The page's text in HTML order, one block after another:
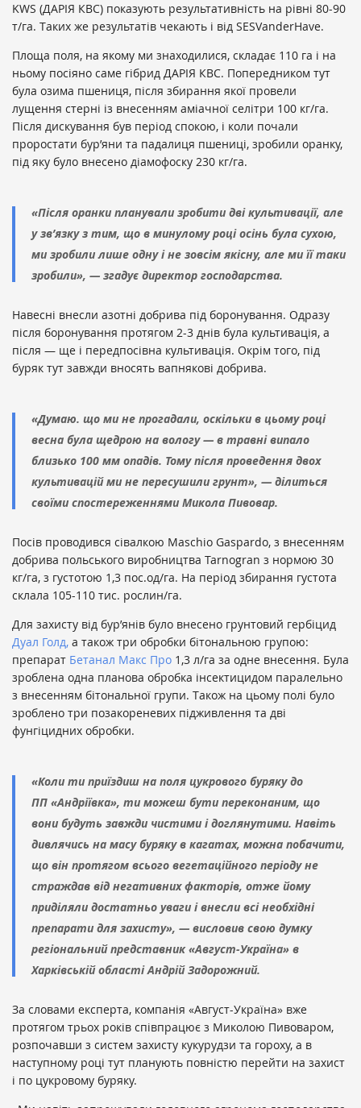
KWS (ДАРІЯ КВС) показують результативність на рівні 80-90
т/га. Таких же результатів чекають і від SESVanderHave.
Площа поля, на якому ми знаходилися, складає 110 га і на
ньому посіяно саме гібрид ДАРІЯ КВС. Попередником тут
була озима пшениця, після збирання якої провели
лущення стерні із внесенням аміачної селітри 100 кг/га.
Після дискування був період спокою, і коли почали
проростати бур’яни та падалиця пшениці, зробили оранку,
під яку було внесено діамофоску 230 кг/га.
«Після оранки планували зробити дві культивації, але
у зв’язку з тим, що в минулому році осінь була сухою,
ми зробили лише одну і не зовсім якісну, але ми її таки
зробили», — згадує директор господарства.
Навесні внесли азотні добрива під боронування. Одразу
після боронування протягом 2-3 днів була культивація, а
після — ще і передпосівна культивація. Окрім того, під
буряк тут завжди вносять вапнякові добрива.
«Думаю. що ми не прогадали, оскільки в цьому році
весна була щедрою на вологу — в травні випало
близько 100 мм опадів. Тому після проведення двох
культивацій ми не пересушили грунт», — ділиться
своїми спостереженнями Микола Пивовар.
Посів проводився сівалкою Maschio Gaspardo, з внесенням
добрива польського виробництва Tarnogran з нормою 30
кг/га, з густотою 1,3 пос.од/га. На період збирання густота
склала 105-110 тис. рослин/га.
Для захисту від бур’янів було внесено грунтовий гербіцид
Дуал Голд, а також три обробки бітональною групою:
препарат Бетанал Макс Про 1,3 л/га за одне внесення. Була
зроблена одна планова обробка інсектицидом паралельно
з внесенням бітональної групи. Також на цьому полі було
зроблено три позакореневих підживлення та дві
фунгіцидних обробки.
«Коли ти приїздиш на поля цукрового буряку до
ПП «Андріївка», ти можеш бути переконаним, що
вони будуть завжди чистими і доглянутими. Навіть
дивлячись на масу буряку в кагатах, можна побачити,
що він протягом всього вегетаційного періоду не
страждав від негативних факторів, отже йому
приділяли достатньо уваги і внесли всі необхідні
препарати для захисту», — висловив свою думку
регіональний представник «Август-Україна» в
Харківській областіАндрій Задорожний.
За словами експерта, компанія «Август-Україна» вже
протягом трьох років співпрацює з Миколою Пивоваром,
розпочавши з систем захисту кукурудзи та гороху, а в
наступному році тут планують повністю перейти на захист
і по цукровому буряку.